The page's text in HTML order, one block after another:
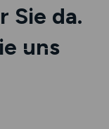
Sie da.
uns